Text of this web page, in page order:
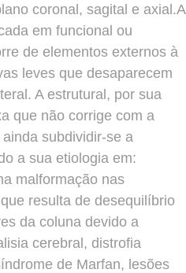
coronal, sagital e axial.A
em funcional ou
de elementos externos à
leves que desaparecem
A estrutural, por sua
que não corrige com a
subdividir-se a
a sua etiologia em:
malformação nas
resulta de desequilíbrio
da coluna devido a
cerebral, distrofia
de Marfan, lesões